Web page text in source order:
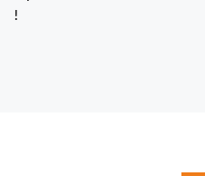
!